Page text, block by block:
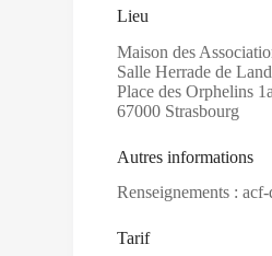
Lieu
Maison des
Salle Herrade de
Place des Orphelins 1a
67000 Strasbourg
Autres informations
Renseignements :
Tarif